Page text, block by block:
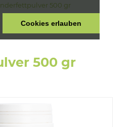
Cookies erlauben
500 gr
500 gr